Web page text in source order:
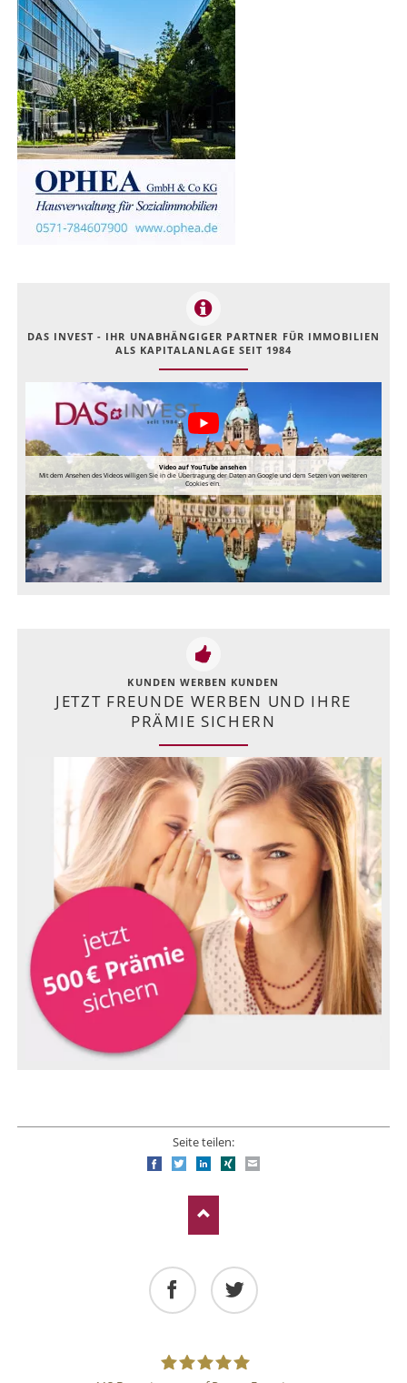
DAS INVEST - IHR UNABHÄNGIGER PARTNER FÜR IMMOBILIEN
ALS KAPITALANLAGE SEIT 1984
Video auf YouTube ansehen
Mit dem Ansehen des Videos willigen Sie in die Übertragung der Daten an Google und dem Setzen von weiteren
Cookies ein.
KUNDEN WERBEN KUNDEN
JETZT FREUNDE WERBEN UND IHRE
PRÄMIE SICHERN
Seite teilen:
FacebookTwitterLinkedIn
Xing